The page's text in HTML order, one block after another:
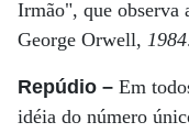
Irmão", que observa
George Orwell, 1984
Repúdio – Em
idéia do número